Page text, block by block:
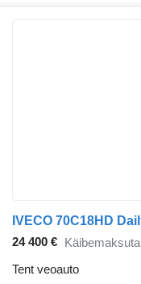
24 400 €
Käibemaksuta
Tent veoauto